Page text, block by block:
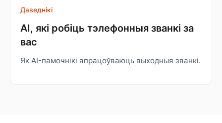
Даведнікі
AI, які робіць тэлефонныя званкі за
вас
Як AI-памочнікі апрацоўваюць выходныя званкі.